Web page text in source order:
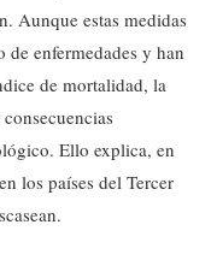
Aunque estas medidas
enfermedades y han
de mortalidad, la
Ello explica, en
los países del Tercer